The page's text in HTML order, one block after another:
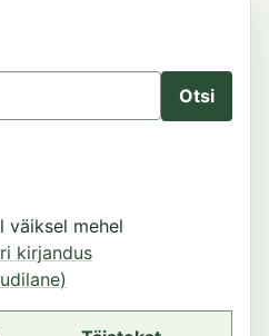
väiksel mehel
kirjandus